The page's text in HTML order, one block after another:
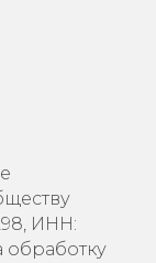
ИНН:
обработку